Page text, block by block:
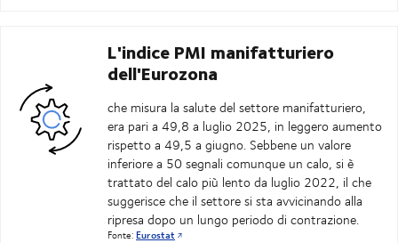
L'indice PMI manifatturiero
dell'Eurozona
che misura la salute del settore manifatturiero,
era pari a 49,8 a luglio 2025, in leggero aumento
rispetto a 49,5 a giugno. Sebbene un valore
inferiore a 50 segnali comunque un calo, si è
trattato del calo più lento da luglio 2022, il che
suggerisce che il settore si sta avvicinando alla
ripresa dopo un lungo periodo di contrazione.
Fonte:Eurostat